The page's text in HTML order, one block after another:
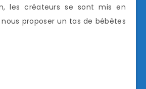
les créateurs se sont mis en
proposer un tas de bébêtes